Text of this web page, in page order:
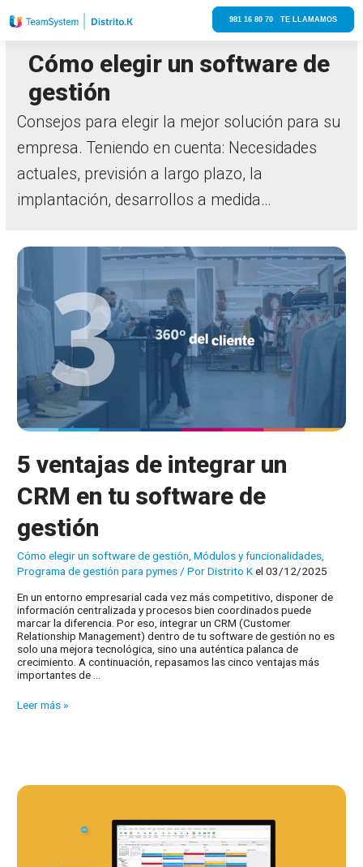
981 16 80 70 TE LLAMAMOS
Cómo elegir un software de
gestión
Consejos para elegir la mejor solución para su
empresa. Teniendo en cuenta: Necesidades
actuales, previsión a largo plazo, la
implantación, desarrollos a medida…
5 ventajas de integrar un
CRM en tu software de
gestión
Cómo elegir un software de gestión ,Módulos y funcionalidades
Programa de gestión para pymes / PorDistrito Kel 03/12/2025
En un entorno empresarial cada vez más competitivo, disponer de
información centralizada y procesos bien coordinados puede
marcar la diferencia. Por eso, integrar un CRM (Customer
Relationship Management) dentro de tu software de gestión no es
solo una mejora tecnológica, sino una auténtica palanca de
crecimiento. A continuación, repasamos las cinco ventajas más
importantes de …
5
en
tu
Leer más »